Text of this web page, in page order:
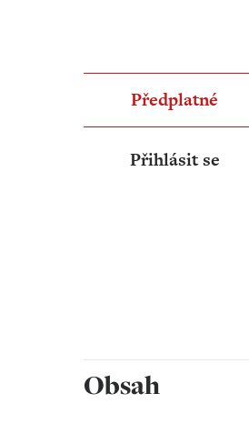
Předplatné
Přihlásit se
Obsah